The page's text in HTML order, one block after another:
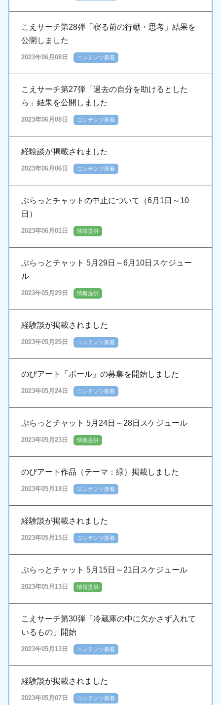
こえサーチ第28弾「寝る前の行動・思考」結果を
公開しました
コンテンツ新着
2023年06月08日
こえサーチ第27弾「過去の自分を助けるとした
ら」結果を公開しました
コンテンツ新着
2023年06月08日
経験談が掲載されました
コンテンツ新着
2023年06月06日
ぷらっとチャットの中止について（6月1日～10
日）
情報提供
2023年06月01日
ぷらっとチャット 5月29日～6月10日スケジュー
ル
情報提供
2023年05月29日
経験談が掲載されました
コンテンツ新着
2023年05月25日
のびアート「ボール」の募集を開始しました
コンテンツ新着
2023年05月24日
ぷらっとチャット 5月24日～28日スケジュール
情報提供
2023年05月23日
のびアート作品（テーマ：緑）掲載しました
コンテンツ新着
2023年05月18日
経験談が掲載されました
コンテンツ新着
2023年05月15日
ぷらっとチャット 5月15日～21日スケジュール
情報提供
2023年05月13日
こえサーチ第30弾「冷蔵庫の中に欠かさず入れて
いるもの」開始
コンテンツ新着
2023年05月13日
経験談が掲載されました
コンテンツ新着
2023年05月07日